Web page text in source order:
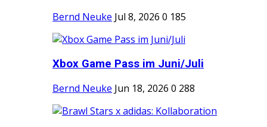
Bernd Neuke Jul 8, 2026 0 185
Xbox Game Pass im Juni/Juli
Bernd Neuke Jun 18, 2026 0 288